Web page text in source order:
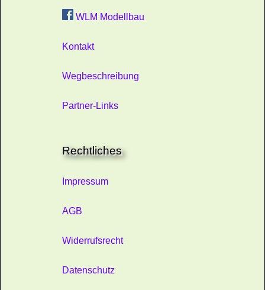
WLM Modellbau
Kontakt
Wegbeschreibung
Partner-Links
Rechtliches
Impressum
AGB
Widerrufsrecht
Datenschutz